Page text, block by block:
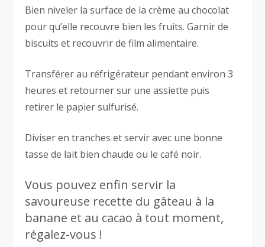
Bien niveler la surface de la crème au chocolat
pour qu’elle recouvre bien les fruits. Garnir de
biscuits et recouvrir de film alimentaire.
Transférer au réfrigérateur pendant environ 3
heures et retourner sur une assiette puis
retirer le papier sulfurisé.
Diviser en tranches et servir avec une bonne
tasse de lait bien chaude ou le café noir.
Vous pouvez enfin servir la
savoureuse recette du gâteau à la
banane et au cacao à tout moment,
régalez-vous !